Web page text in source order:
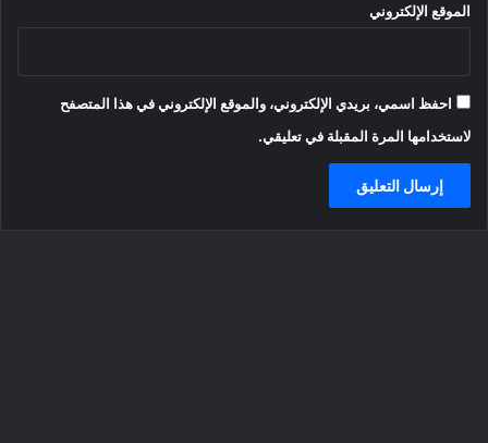
الموقع الإلكتروني
احفظ اسمي، بريدي الإلكتروني، والموقع الإلكتروني في هذا المتصفح
لاستخدامها المرة المقبلة في تعليقي.